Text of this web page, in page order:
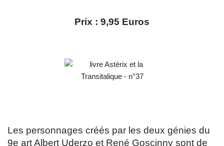
Prix : 9,95 Euros
Les personnages créés par les deux génies du
9e art Albert Uderzo et René Goscinny sont de